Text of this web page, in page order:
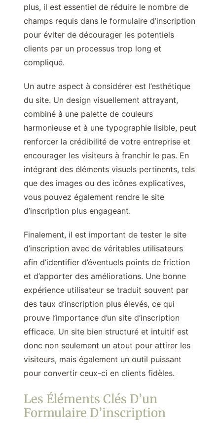
plus, il est essentiel de réduire le nombre de
champs requis dans le formulaire d’inscription
pour éviter de décourager les potentiels
clients par un processus trop long et
compliqué.
Un autre aspect à considérer est l’esthétique
du site. Un design visuellement attrayant,
combiné à une palette de couleurs
harmonieuse et à une typographie lisible, peut
renforcer la crédibilité de votre entreprise et
encourager les visiteurs à franchir le pas. En
intégrant des éléments visuels pertinents, tels
que des images ou des icônes explicatives,
vous pouvez également rendre le site
d’inscription plus engageant.
Finalement, il est important de tester le site
d’inscription avec de véritables utilisateurs
afin d’identifier d’éventuels points de friction
et d’apporter des améliorations. Une bonne
expérience utilisateur se traduit souvent par
des taux d’inscription plus élevés, ce qui
prouve l’importance d’un site d’inscription
efficace. Un site bien structuré et intuitif est
donc non seulement un atout pour attirer les
visiteurs, mais également un outil puissant
pour convertir ceux-ci en clients fidèles.
Les Éléments Clés D’un
Formulaire D’inscription